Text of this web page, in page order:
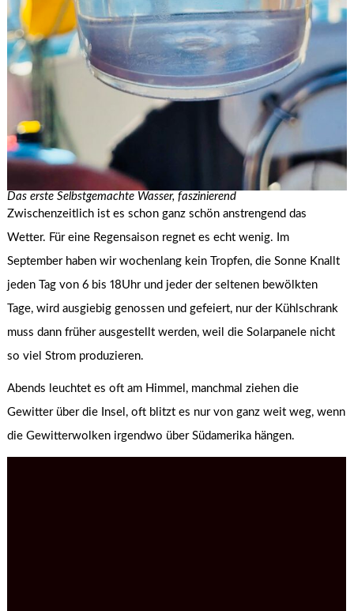
Das erste Selbstgemachte Wasser, faszinierend
Zwischenzeitlich ist es schon ganz schön anstrengend das
Wetter. Für eine Regensaison regnet es echt wenig. Im
September haben wir wochenlang kein Tropfen, die Sonne Knallt
jeden Tag von 6 bis 18Uhr und jeder der seltenen bewölkten
Tage, wird ausgiebig genossen und gefeiert, nur der Kühlschrank
muss dann früher ausgestellt werden, weil die Solarpanele nicht
so viel Strom produzieren.
Abends leuchtet es oft am Himmel, manchmal ziehen die
Gewitter über die Insel, oft blitzt es nur von ganz weit weg, wenn
die Gewitterwolken irgendwo über Südamerika hängen.